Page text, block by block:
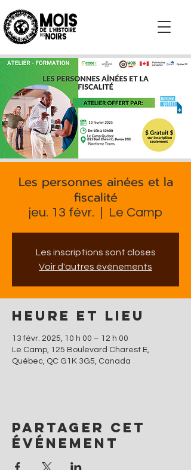
S'impliquer
Les personnes ainées et la
fiscalité
jeu. 13 févr. Le Camp
Les inscriptions sont closes
Voir d'autres événements
Heure et lieu
13 févr. 2025, 10 h 00 – 12 h 00
Le Camp, 125 Boulevard Charest E,
Québec, QC G1K 3G5, Canada
Partager cet
événement